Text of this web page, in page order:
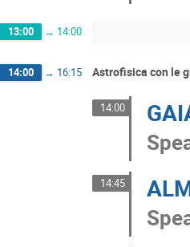
13:00 → 14:00
14:00 → 16:15 Astrofisica con le
14:00
14:45